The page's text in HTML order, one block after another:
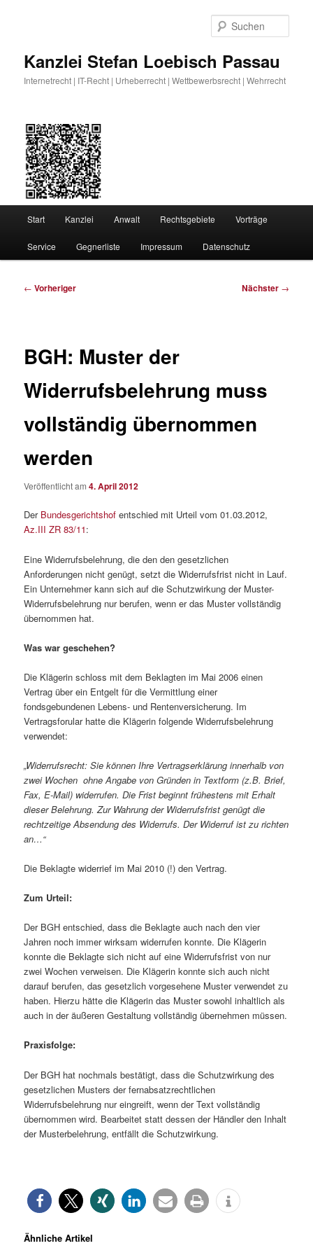
Kanzlei Stefan Loebisch Passau
Internetrecht | IT-Recht | Urheberrecht | Wettbewerbsrecht | Wehrrecht
Start Kanzlei Anwalt Rechtsgebiete Vorträge
Service Gegnerliste Impressum Datenschutz
Beitragsnavigation
← Vorheriger Nächster →
BGH: Muster der
Widerrufsbelehrung muss
vollständig übernommen
werden
Veröffentlicht am4. April 2012
Der Bundesgerichtshof entschied mit Urteil vom 01.03.2012,
Az.III ZR 83/11:
Eine Widerrufsbelehrung, die den den gesetzlichen
Anforderungen nicht genügt, setzt die Widerrufsfrist nicht in Lauf.
Ein Unternehmer kann sich auf die Schutzwirkung der Muster-
Widerrufsbelehrung nur berufen, wenn er das Muster vollständig
übernommen hat.
Was war geschehen?
Die Klägerin schloss mit dem Beklagten im Mai 2006 einen
Vertrag über ein Entgelt für die Vermittlung einer
fondsgebundenen Lebens- und Rentenversicherung. Im
Vertragsforular hatte die Klägerin folgende Widerrufsbelehrung
verwendet:
„Widerrufsrecht: Sie können Ihre Vertragserklärung innerhalb von
zwei Wochen ohne Angabe von Gründen in Textform (z.B. Brief,
Fax, E-Mail) widerrufen. Die Frist beginnt frühestens mit Erhalt
dieser Belehrung. Zur Wahrung der Widerrufsfrist genügt die
rechtzeitige Absendung des Widerrufs. Der Widerruf ist zu richten
an…“
Die Beklagte widerrief im Mai 2010 (!) den Vertrag.
Zum Urteil:
Der BGH entschied, dass die Beklagte auch nach den vier
Jahren noch immer wirksam widerrufen konnte. Die Klägerin
konnte die Beklagte sich nicht auf eine Widerrufsfrist von nur
zwei Wochen verweisen. Die Klägerin konnte sich auch nicht
darauf berufen, das gesetzlich vorgesehene Muster verwendet zu
haben. Hierzu hätte die Klägerin das Muster sowohl inhaltlich als
auch in der äußeren Gestaltung vollständig übernehmen müssen.
Praxisfolge:
Der BGH hat nochmals bestätigt, dass die Schutzwirkung des
gesetzlichen Musters der fernabsatzrechtlichen
Widerrufsbelehrung nur eingreift, wenn der Text vollständig
übernommen wird. Bearbeitet statt dessen der Händler den Inhalt
der Musterbelehrung, entfällt die Schutzwirkung.
Ähnliche Artikel